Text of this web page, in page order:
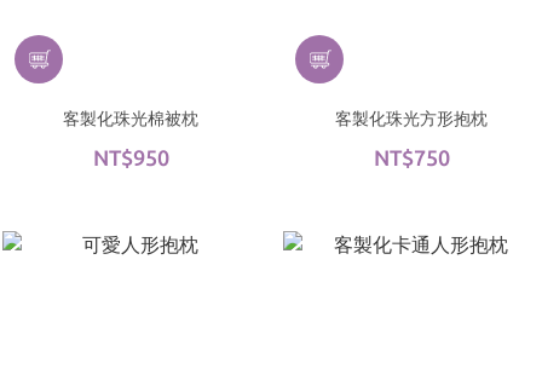
客製化珠光棉被枕
NT$950
客製化珠光方形抱枕
NT$750